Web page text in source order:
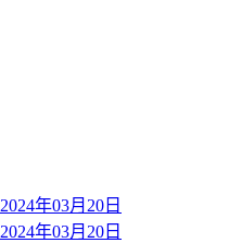
2024年03月20日
2024年03月20日